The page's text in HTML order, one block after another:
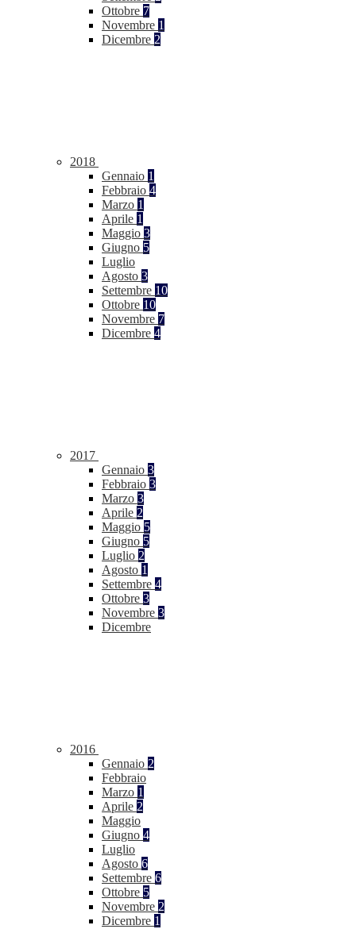
Ottobre 7
Novembre 1
Dicembre 2
2018
Gennaio 1
Febbraio 4
Marzo 1
Aprile 1
Maggio 3
Giugno 5
Luglio
Agosto 3
Settembre 10
Ottobre 10
Novembre 7
Dicembre 4
2017
Gennaio 3
Febbraio 3
Marzo 3
Aprile 2
Maggio 5
Giugno 5
Luglio 2
Agosto 1
Settembre 4
Ottobre 3
Novembre 3
Dicembre
2016
Gennaio 2
Febbraio
Marzo 1
Aprile 2
Maggio
Giugno 4
Luglio
Agosto 6
Settembre 6
Ottobre 5
Novembre 2
Dicembre 1